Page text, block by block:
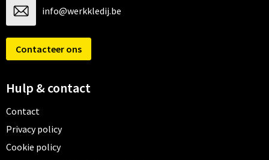
info@werkkledij.be
Contacteer ons
Hulp & contact
Contact
Privacy policy
Cookie policy